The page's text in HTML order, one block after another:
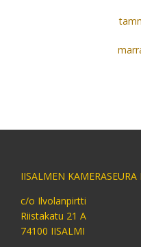
IISALMEN KAMERASEURA
c/o Ilvolanpirtti
Riistakatu 21 A
74100 IISALMI